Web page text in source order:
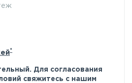
*
Для согласования
свяжитесь с нашим